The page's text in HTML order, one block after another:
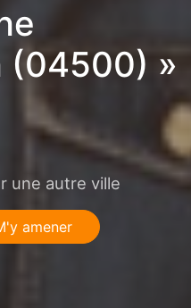
(04500) »
une autre ville
amener